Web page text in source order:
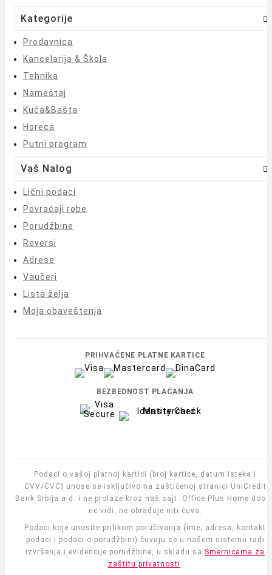
Kategorije 
Prodavnica
Kancelarija & Škola
Tehnika
Nameštaj
Kuća&Bašta
Horeca
Putni program
Vaš Nalog 
Lični podaci
Povraćaji robe
Porudžbine
Reversi
Adrese
Vaučeri
Lista želja
Moja obaveštenja
PRIHVAĆENE PLATNE KARTICE
BEZBEDNOST PLAĆANJA
Podaci o vašoj platnoj kartici (broj kartice, datum isteka i
CVV/CVC) unose se isključivo na zaštićenoj stranici UniCredit
Bank Srbija a.d. i ne prolaze kroz naš sajt. Office Plus Home doo
ne vidi, ne obrađuje niti čuva.
Podaci koje unosite prilikom poručivanja (ime, adresa, kontakt
podaci i podaci o porudžbini) čuvaju se u našem sistemu radi
izvršenja i evidencije porudžbine, u skladu sa Smernicama za
zaštitu privatnosti .